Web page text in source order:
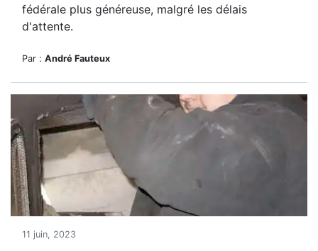
fédérale plus généreuse, malgré les délais
d'attente.
Par : André Fauteux
11 juin, 2023